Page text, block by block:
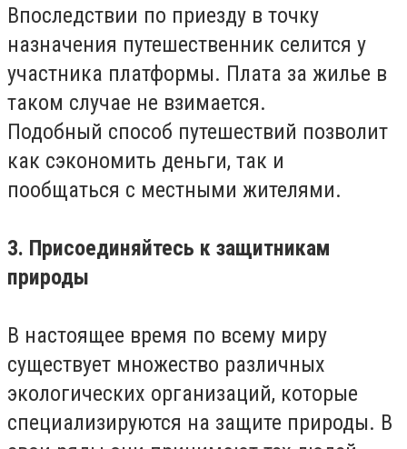
Впоследствии по приезду в точку
назначения путешественник селится у
участника платформы. Плата за жилье в
таком случае не взимается.
Подобный способ путешествий позволит
как сэкономить деньги, так и
пообщаться с местными жителями.
3. Присоединяйтесь к защитникам
природы
В настоящее время по всему миру
существует множество различных
экологических организаций, которые
специализируются на защите природы. В